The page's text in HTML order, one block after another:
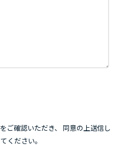
をご確認いただき、 同意の上送信し
てください。